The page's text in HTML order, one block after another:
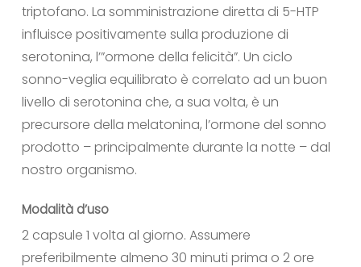
triptofano. La somministrazione diretta di 5-HTP
influisce positivamente sulla produzione di
serotonina, l’”ormone della felicità”. Un ciclo
sonno-veglia equilibrato è correlato ad un buon
livello di serotonina che, a sua volta, è un
precursore della melatonina, l’ormone del sonno
prodotto – principalmente durante la notte – dal
nostro organismo.
Modalità d’uso
2 capsule 1 volta al giorno. Assumere
preferibilmente almeno 30 minuti prima o 2 ore